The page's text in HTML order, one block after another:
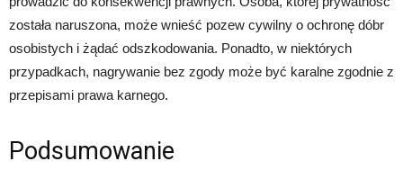
została naruszona, może wnieść pozew cywilny o ochronę dóbr
osobistych i żądać odszkodowania. Ponadto, w niektórych
przypadkach, nagrywanie bez zgody może być karalne zgodnie z
przepisami prawa karnego.
Podsumowanie